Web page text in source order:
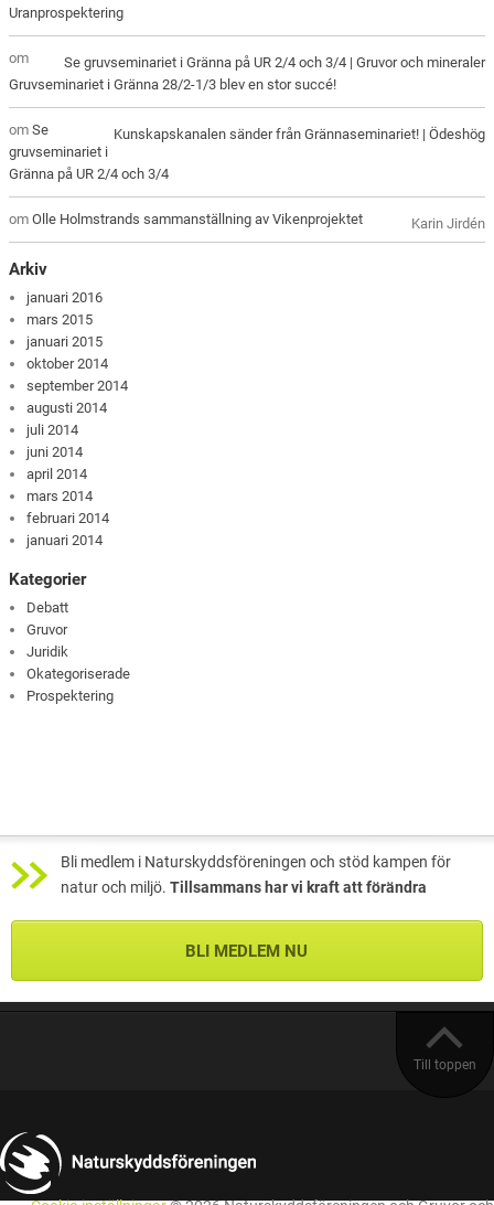
Uranprospektering
Se gruvseminariet i Gränna på UR 2/4 och 3/4 | Gruvor och mineraler
om
Gruvseminariet i Gränna 28/2-1/3 blev en stor succé!
Kunskapskanalen sänder från Grännaseminariet! | Ödeshög
omSe
gruvseminariet i
Gränna på UR 2/4 och 3/4
Karin Jirdén
omOlle Holmstrands sammanställning av Vikenprojektet
Arkiv
januari 2016
mars 2015
januari 2015
oktober 2014
september 2014
augusti 2014
juli 2014
juni 2014
april 2014
mars 2014
februari 2014
januari 2014
Kategorier
Debatt
Gruvor
Juridik
Okategoriserade
Prospektering
Bli medlem i Naturskyddsföreningen och stöd kampen för
natur och miljö. Tillsammans har vi kraft att förändra
BLI MEDLEM NU
Till toppen